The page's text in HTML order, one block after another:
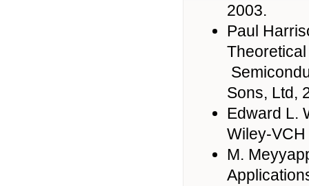
2003.
Paul
Sons, Ltd,
Edward L.
Wiley-
M.